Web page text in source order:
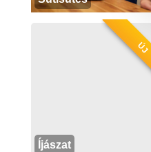
ÚJ
Íjászat